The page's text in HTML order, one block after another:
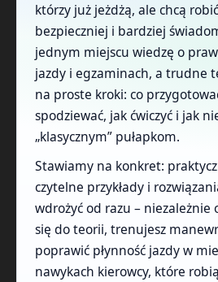
którzy już jeżdżą, ale chcą
bezpieczniej i bardziej
jednym miejscu wiedzę o
jazdy i egzaminach, a trudne
na proste kroki: co
spodziewać, jak ćwiczyć i jak
„klasycznym” pułapkom.
Stawiamy na konkret:
czytelne przykłady i
wdrożyć od razu – niezależnie
się do teorii, trenujesz
poprawić płynność jazdy w
nawykach kierowcy, które